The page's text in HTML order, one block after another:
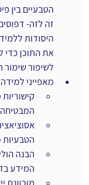
הטבעיים בין
זה לזה-
היסודות
את התוכן כדי
לשיפור שימור
מאפייני
המבטיחה
הטבעיות
הבנה
המידע